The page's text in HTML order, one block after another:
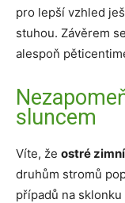
pro lepší vzhled
stuhou. Závěrem
alespoň
sluncem
Víte, že ostré
druhům stromů
případů na